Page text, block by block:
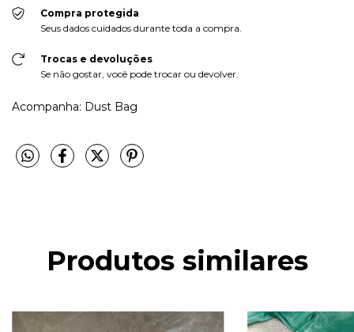
Compra protegida
Seus dados cuidados durante toda a compra.
Trocas e devoluções
Se não gostar, você pode trocar ou devolver.
Acompanha: Dust Bag
Produtos similares